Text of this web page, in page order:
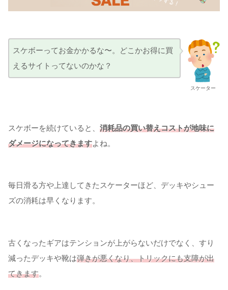
スケーター
スケボーってお金かかるな〜。どこかお得に買
えるサイトってないのかな？
スケボーを続けていると、 消耗品の買い替えコストが地味に
ダメージになってきますよね。
毎日滑る方や上達してきたスケーターほど、デッキやシュー
ズの消耗は早くなります。
古くなったギアはテンションが上がらないだけでなく、すり
減ったデッキや靴は弾きが悪くなり、トリックにも支障が出
てきます。